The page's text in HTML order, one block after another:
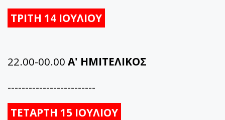
ΤΡΙΤΗ 14 ΙΟΥΛΙΟΥ
22.00-00.00 Α' ΗΜΙΤΕΛΙΚΟΣ
-------------------------
ΤΕΤΑΡΤΗ 15 ΙΟΥΛΙΟΥ